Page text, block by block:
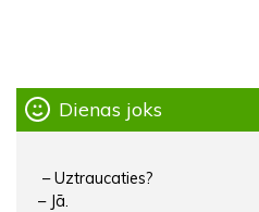
Dienas joks
– Uztraucaties?
– Jā.